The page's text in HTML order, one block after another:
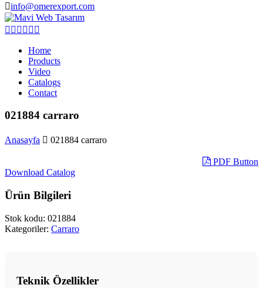
info@omerexport.com
Home
Products
Video
Catalogs
Contact
021884 carraro
Anasayfa 021884 carraro
PDF Button
Download Catalog
Ürün Bilgileri
Stok kodu: 021884
Kategoriler: Carraro
Teknik Özellikler